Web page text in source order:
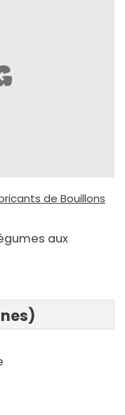
de Bouillons
aux